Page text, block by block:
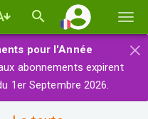
la×
pour l'Année
abonnements expirent
1er Septembre 2026.